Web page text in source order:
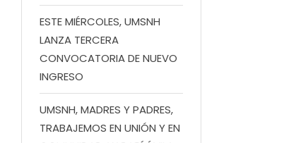
ESTE MIÉRCOLES, UMSNH
LANZA TERCERA
CONVOCATORIA DE NUEVO
INGRESO
UMSNH, MADRES Y PADRES,
TRABAJEMOS EN UNIÓN Y EN